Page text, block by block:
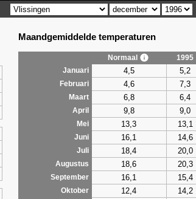
Maandgemiddelde temperaturen
Normaal 1995
Januari
4,5 5,2
Februari 4,6 7,3
Maart 6,8 6,4
April 9,8 9,0
Mei 13,3 13,1
Juni 16,1 14,6
Juli 18,4 20,0
Augustus 18,6 20,3
September 16,1 15,4
Oktober 12,4 14,2